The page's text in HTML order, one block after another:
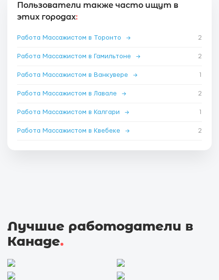
Пользователи также часто ищут в
этих городах:
Работа Массажистом в Торонто → 2
Работа Массажистом в Гамильтоне → 2
Работа Массажистом в Ванкувере → 1
Работа Массажистом в Лавале → 2
Работа Массажистом в Калгари → 1
Работа Массажистом в Квебеке → 2
Лучшие работодатели в
Канаде.